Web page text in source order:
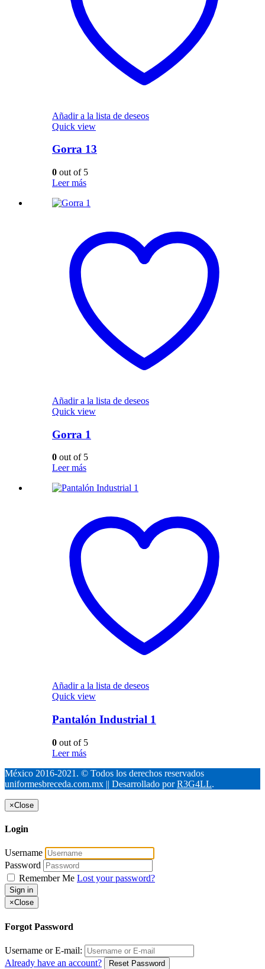
Añadir a la lista de deseos
Quick view
Gorra 13
0 out of 5
Leer más
Añadir a la lista de deseos
Quick view
Gorra 1
0 out of 5
Leer más
Añadir a la lista de deseos
Quick view
Pantalón Industrial 1
0 out of 5
Leer más
México 2016-2021. © Todos los derechos reservados
uniformesbreceda.com.mx || Desarrollado porR3G4LL.
×Close
Login
Username
Password
Remember Me Lost your password?
Sign in
×Close
Forgot Password
Username or E-mail:
Already have an account?
Reset Password